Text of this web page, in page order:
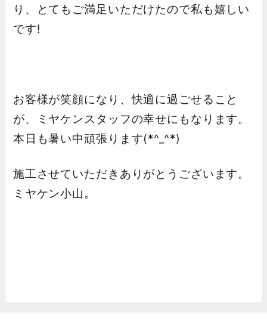
り、とてもご満足いただけたので私も嬉しい
です!
お客様が笑顔になり、快適に過ごせること
が、ミヤケンスタッフの幸せにもなります。
本日も暑い中頑張ります(*^_^*)
施工させていただきありがとうございます。
ミヤケン小山。